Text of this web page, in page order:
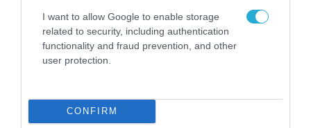
I want to allow Google to enable storage
related to security, including authentication
functionality and fraud prevention, and other
user protection.
CONFIRM
Από 1η Αυγούστου οι εγγραφές
πολιτών στον προσωπικό γιατρό